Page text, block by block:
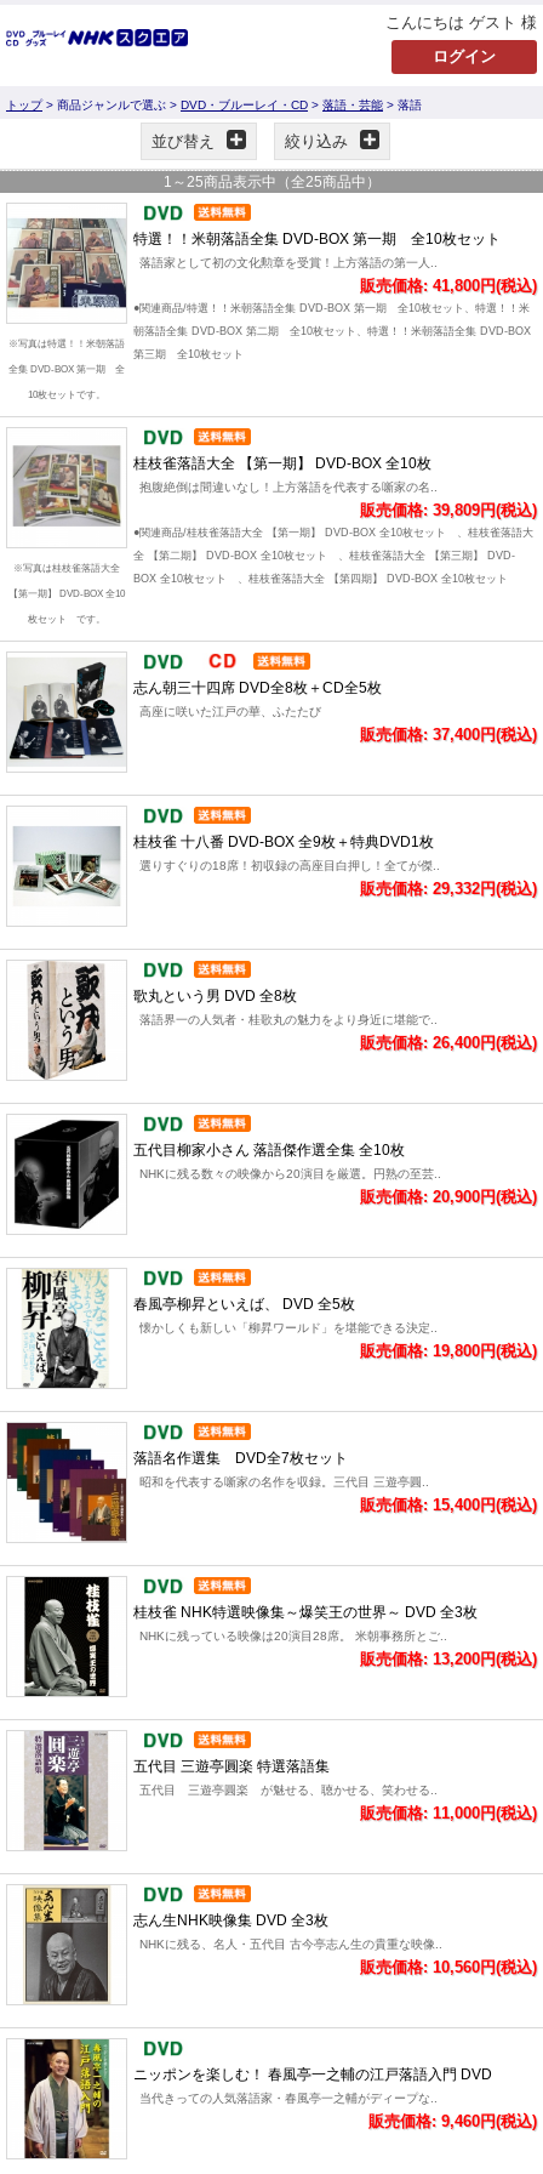
こんにちは ゲスト 様
トップ> 商品ジャンルで選ぶ > DVD・ブルーレイ・CD > 落語・芸能 > 落語
並び替え 絞り込み
1 ～ 25商品表示中（全25商品中）
※写真は特選！！米朝落語
全集 DVD-BOX 第一期 全
10枚セットです。
特選！！米朝落語全集 DVD-BOX 第一期 全10枚セット
落語家として初の文化勲章を受賞！上方落語の第一人..
販売価格: 41,800円(税込)
●関連商品/特選！！米朝落語全集 DVD-BOX 第一期 全10枚セット、特選！！米
朝落語全集 DVD-BOX 第二期 全10枚セット、特選！！米朝落語全集 DVD-BOX
第三期 全10枚セット
※写真は桂枝雀落語大全
【第一期】 DVD-BOX 全10
枚セット です。
桂枝雀落語大全 【第一期】 DVD-BOX 全10枚
抱腹絶倒は間違いなし！上方落語を代表する噺家の名..
販売価格: 39,809円(税込)
●関連商品/桂枝雀落語大全 【第一期】 DVD-BOX 全10枚セット 、桂枝雀落語大
全 【第二期】 DVD-BOX 全10枚セット 、桂枝雀落語大全 【第三期】 DVD-
BOX 全10枚セット 、桂枝雀落語大全 【第四期】 DVD-BOX 全10枚セット
志ん朝三十四席 DVD全8枚＋CD全5枚
高座に咲いた江戸の華、ふたたび
販売価格: 37,400円(税込)
桂枝雀 十八番 DVD-BOX 全9枚＋特典DVD1枚
選りすぐりの18席！初収録の高座目白押し！全てが傑..
販売価格: 29,332円(税込)
歌丸という男 DVD 全8枚
落語界一の人気者・桂歌丸の魅力をより身近に堪能で..
販売価格: 26,400円(税込)
五代目柳家小さん 落語傑作選全集 全10枚
NHKに残る数々の映像から20演目を厳選。円熟の至芸..
販売価格: 20,900円(税込)
春風亭柳昇といえば、 DVD 全5枚
懐かしくも新しい「柳昇ワールド」を堪能できる決定..
販売価格: 19,800円(税込)
落語名作選集 DVD全7枚セット
昭和を代表する噺家の名作を収録。三代目 三遊亭圓..
販売価格: 15,400円(税込)
桂枝雀 NHK特選映像集～爆笑王の世界～ DVD 全3枚
NHKに残っている映像は20演目28席。 米朝事務所とご..
販売価格: 13,200円(税込)
五代目 三遊亭圓楽 特選落語集
五代目 三遊亭圓楽 が魅せる、聴かせる、笑わせる..
販売価格: 11,000円(税込)
志ん生NHK映像集 DVD 全3枚
NHKに残る、名人・五代目 古今亭志ん生の貴重な映像..
販売価格: 10,560円(税込)
ニッポンを楽しむ！ 春風亭一之輔の江戸落語入門 DVD
当代きっての人気落語家・春風亭一之輔がディープな..
販売価格: 9,460円(税込)